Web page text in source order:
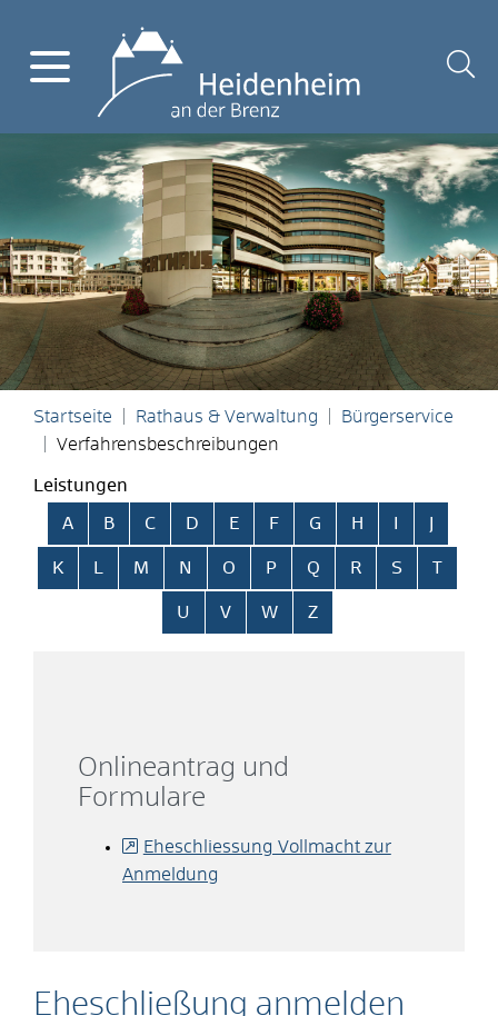
Startseite Rathaus & Verwaltung
Bürgerservice
Verfahrensbeschreibungen
Leistungen
Alphabetisches Register überspringen
A B C D E F G H
K L M N O P Q R S T
U V W Z
Eheschließung anmelden
Onlineantrag und
Formulare
Eheschliessung Vollmacht zur
Anmeldung